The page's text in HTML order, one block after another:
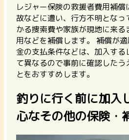
レジャー保険の救援者費用補
故などに遭い、行方不明とな
かる捜索費や家族が現地に来
用などを補償します。 補償が
金の支払条件などは、 加入する
て異なるので事前に確認したう
とをおすすめします。
釣りに行く前に加入
心なその他の保険・